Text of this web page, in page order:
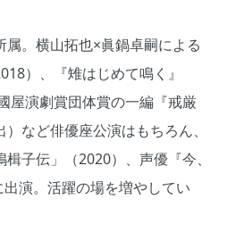
。横山拓也×眞鍋卓嗣による
）、『雉はじめて鳴く』
屋演劇賞団体賞の一編『戒厳
など俳優座公演はもちろん、
子伝」（2020）、声優『今、
演。活躍の場を増やしてい